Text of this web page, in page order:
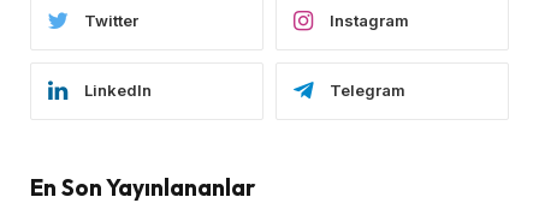
Twitter Instagram
LinkedIn Telegram
En Son Yayınlananlar